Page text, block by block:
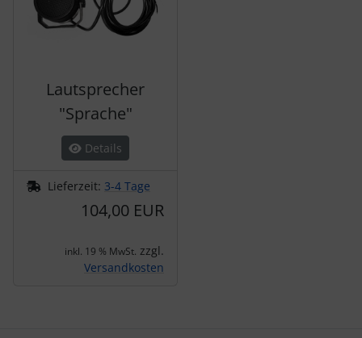
Lautsprecher
"Sprache"
Details
Lieferzeit: 3-4 Tage
104,00 EUR
inkl. 19 % MwSt. zzgl.
Versandkosten